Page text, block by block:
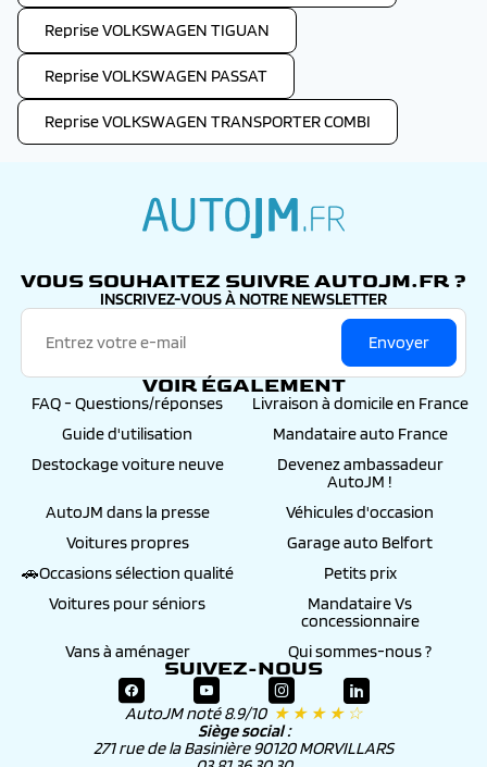
Reprise VOLKSWAGEN TIGUAN
Reprise VOLKSWAGEN PASSAT
Reprise VOLKSWAGEN TRANSPORTER COMBI
VOUS SOUHAITEZ SUIVRE AUTOJM.FR ?
INSCRIVEZ-VOUS À NOTRE NEWSLETTER
Envoyer
VOIR ÉGALEMENT
FAQ - Questions/réponses
Livraison à domicile en France
Guide d'utilisation
Mandataire auto France
Destockage voiture neuve
Devenez ambassadeur
AutoJM !
AutoJM dans la presse
Véhicules d'occasion
Voitures propres
Garage auto Belfort
🚗Occasions sélection qualité
Petits prix
Voitures pour séniors
Mandataire Vs
concessionnaire
Vans à aménager
Qui sommes-nous ?
SUIVEZ-NOUS
AutoJM noté 8.9/10 ★ ★ ★ ★ ☆
Siège social :
271 rue de la Basinière 90120 MORVILLARS